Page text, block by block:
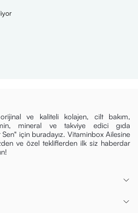
ve kaliteli kolajen, cilt bakım,
mineral ve takviye edici gıda
için buradayız. Vitaminbox Ailesine
ve özel tekliflerden ilk siz haberdar